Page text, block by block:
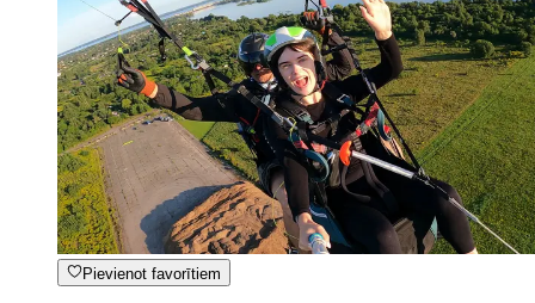
Pievienot favorītiem